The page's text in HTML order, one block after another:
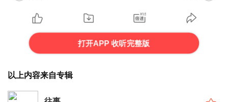
打开APP 收听完整版
以上内容来自专辑